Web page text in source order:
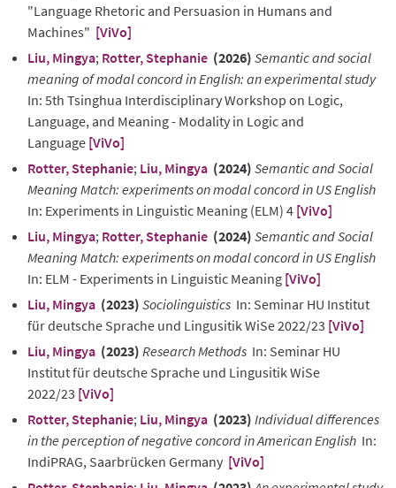
"Language Rhetoric and Persuasion in Humans and
Machines" [ViVo]
Liu, Mingya; Rotter, Stephanie (2026) Semantic and social
meaning of modal concord in English: an experimental study
In: 5th Tsinghua Interdisciplinary Workshop on Logic,
Language, and Meaning - Modality in Logic and
Language [ViVo]
Rotter, Stephanie; Liu, Mingya (2024) Semantic and Social
Meaning Match: experiments on modal concord in US English
In: Experiments in Linguistic Meaning (ELM) 4 [ViVo]
Liu, Mingya; Rotter, Stephanie (2024) Semantic and Social
Meaning Match: experiments on modal concord in US English
In: ELM - Experiments in Linguistic Meaning [ViVo]
Liu, Mingya (2023) Sociolinguistics In: Seminar HU Institut
für deutsche Sprache und Lingusitik WiSe 2022/23 [ViVo]
Liu, Mingya (2023) Research Methods In: Seminar HU
Institut für deutsche Sprache und Lingusitik WiSe
2022/23 [ViVo]
Rotter, Stephanie; Liu, Mingya (2023) Individual differences
in the perception of negative concord in American English In:
IndiPRAG, Saarbrücken Germany [ViVo]